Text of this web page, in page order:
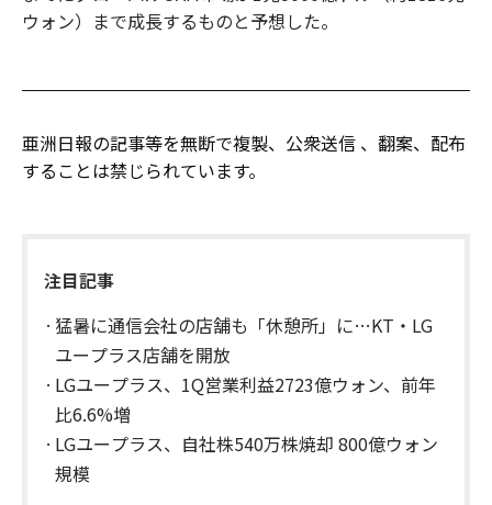
ウォン）まで成長するものと予想した。
亜洲日報の記事等を無断で複製、公衆送信 、翻案、配布
することは禁じられています。
注目記事
猛暑に通信会社の店舗も「休憩所」に…KT・LG
ユープラス店舗を開放
LGユープラス、1Q営業利益2723億ウォン、前年
比6.6%増
LGユープラス、自社株540万株焼却 800億ウォン
規模